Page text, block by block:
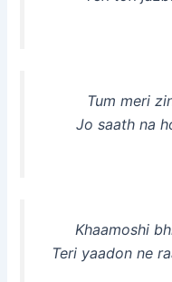
Tum meri
Jo saath na
Khaamoshi
Teri yaadon ne